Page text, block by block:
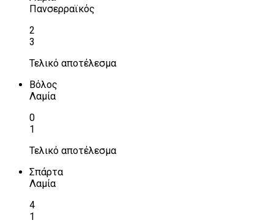
Πανσερραϊκός
2
3
Τελικό αποτέλεσμα
Βόλος
Λαμία
0
1
Τελικό αποτέλεσμα
Σπάρτα
Λαμία
4
1